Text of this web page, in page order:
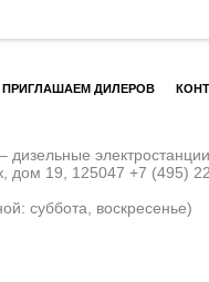
ПРИГЛАШАЕМ ДИЛЕРОВ
электростанции
дом 19, 125047 +7 (495)
суббота, воскресенье)